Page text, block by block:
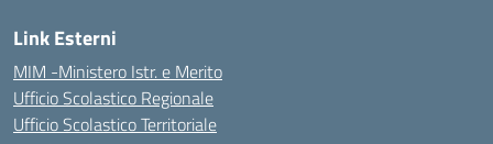
Link Esterni
MIM -Ministero Istr. e Merito
Ufficio Scolastico Regionale
Ufficio Scolastico Territoriale